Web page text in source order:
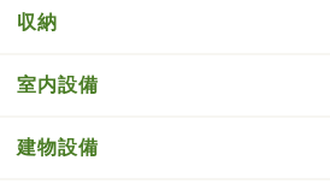
収納
室内設備
建物設備